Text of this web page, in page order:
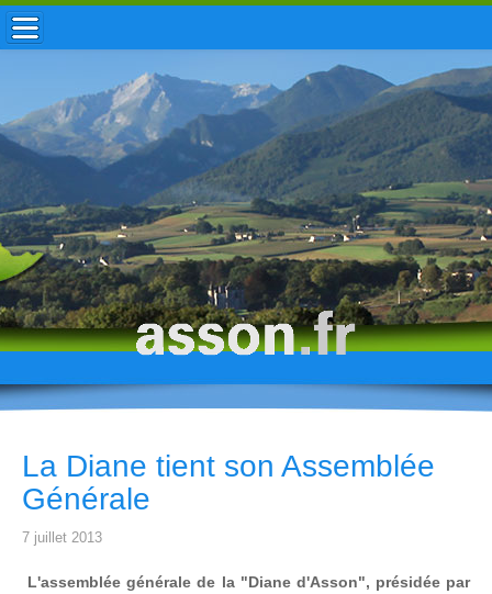
ACCUEIL / INFOS
MUNICIPALITÉ
VIE LOCALE
ENFANCE
TOURISME
HISTOIRE
La Diane tient son Assemblée
Générale
7 juillet 2013
L'assemblée générale de la "Diane d'Asson", présidée par